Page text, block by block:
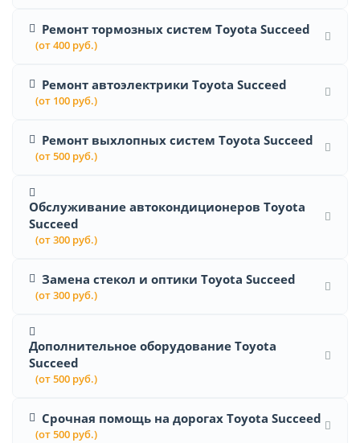
Ремонт тормозных систем Toyota Succeed
(от 400 руб.)
Ремонт автоэлектрики Toyota Succeed
(от 100 руб.)
Ремонт выхлопных систем Toyota Succeed
(от 500 руб.)
Обслуживание автокондиционеров Toyota
Succeed
(от 300 руб.)
Замена стекол и оптики Toyota Succeed
(от 300 руб.)
Дополнительное оборудование Toyota
Succeed
(от 500 руб.)
Срочная помощь на дорогах Toyota Succeed
(от 500 руб.)